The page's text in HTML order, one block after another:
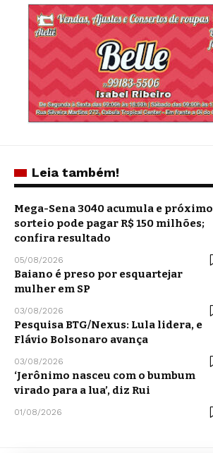
Leia também!
Mega-Sena 3040 acumula e próximo
sorteio pode pagar R$ 150 milhões;
confira resultado
05/08/2026
Baiano é preso por esquartejar
mulher em SP
03/08/2026
Pesquisa BTG/Nexus: Lula lidera, e
Flávio Bolsonaro avança
03/08/2026
‘Jerônimo nasceu com o bumbum
virado para a lua’, diz Rui
01/08/2026